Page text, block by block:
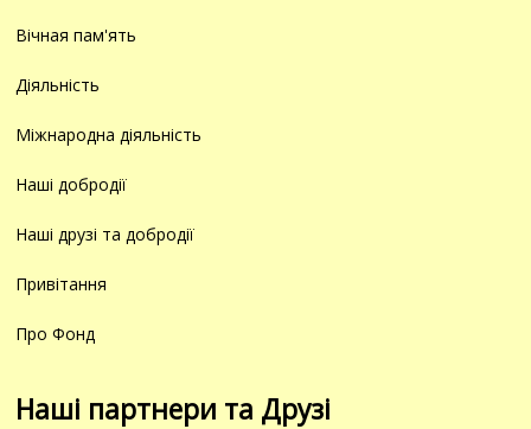
Вічная пам'ять
Діяльність
Міжнародна діяльність
Наші добродії
Наші друзі та добродії
Привітання
Про Фонд
Наші партнери та Друзі